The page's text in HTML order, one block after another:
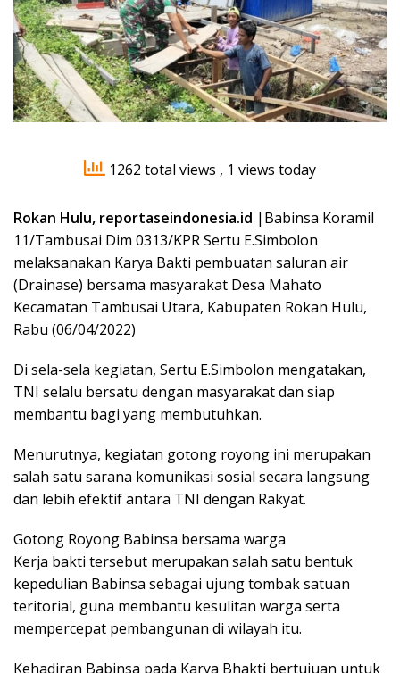
1262 total views , 1 views today
Rokan Hulu, reportaseindonesia.id |Babinsa Koramil
11/Tambusai Dim 0313/KPR Sertu E.Simbolon
melaksanakan Karya Bakti pembuatan saluran air
(Drainase) bersama masyarakat Desa Mahato
Kecamatan Tambusai Utara, Kabupaten Rokan Hulu,
Rabu (06/04/2022)
Di sela-sela kegiatan, Sertu E.Simbolon mengatakan,
TNI selalu bersatu dengan masyarakat dan siap
membantu bagi yang membutuhkan.
Menurutnya, kegiatan gotong royong ini merupakan
salah satu sarana komunikasi sosial secara langsung
dan lebih efektif antara TNI dengan Rakyat.
Gotong Royong Babinsa bersama warga
Kerja bakti tersebut merupakan salah satu bentuk
kepedulian Babinsa sebagai ujung tombak satuan
teritorial, guna membantu kesulitan warga serta
mempercepat pembangunan di wilayah itu.
Kehadiran Babinsa pada Karya Bhakti bertujuan untuk